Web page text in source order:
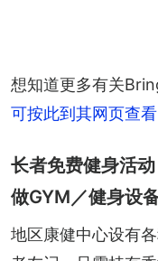
想知道更多有关
可按此到其网页查看
长者免费健身活
做GYM／健身设
地区康健中心设有